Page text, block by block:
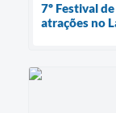
7º Festival
atrações no